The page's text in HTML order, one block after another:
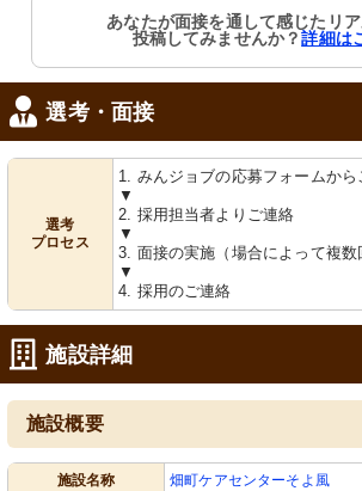
あなたが面接を通して感じたリ
投稿してみませんか？詳細は
選考・面接
選考
プロセス
1. みんジョブの応募フォームから
▼
2. 採用担当者よりご連絡
▼
3. 面接の実施（場合によって複数
▼
4. 採用のご連絡
施設詳細
施設概要
施設名称 畑町ケアセンターそよ風